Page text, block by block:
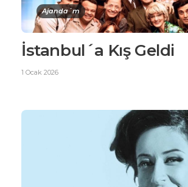
Ajanda´m
İstanbul´a Kış Geldi
1 Ocak 2026